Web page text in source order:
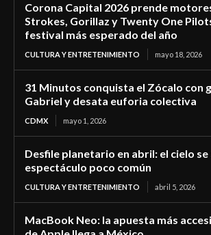
Corona Capital 2026 prende
Strokes, Gorillaz y Twenty One
festival más esperado del año
CULTURA Y ENTRETENIMIENTO mayo 18, 2026
31 Minutos conquista el Zócalo con
Gabriel y desata euforia colectiva
CDMX mayo 1, 2026
Desfile planetario en abril: el cielo se
espectáculo poco común
CULTURA Y ENTRETENIMIENTO abril 5, 2026
MacBook Neo: la apuesta más